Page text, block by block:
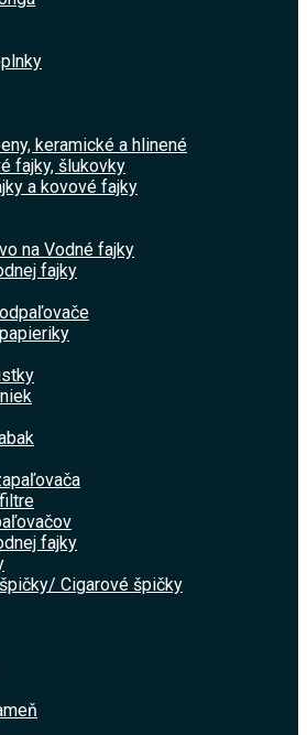
keramické a hlinené
fajky, šlukovky
a kovové fajky
na Vodné fajky
fajky
fajky
Cigarové špičky